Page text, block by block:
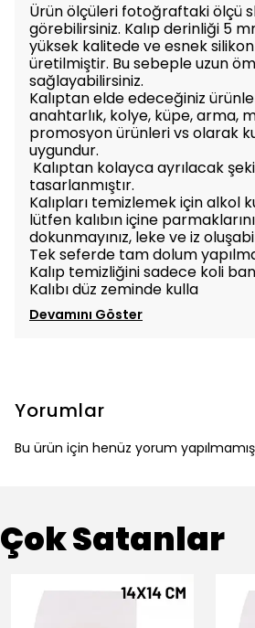
Ürün ölçüleri fotoğraftaki ölçü
görebilirsiniz. Kalıp derinliği 5
yüksek kalitede ve esnek
üretilmiştir. Bu sebeple uzun
sağlayabilirsiniz.
Kalıptan elde edeceğiniz
anahtarlık, kolye, küpe, arma,
promosyon ürünleri vs olarak
uygundur.
Kalıptan kolayca ayrılacak
tasarlanmıştır.
Kalıpları temizlemek için alkol
lütfen kalıbın içine
dokunmayınız, leke ve iz
Tek seferde tam dolum
Kalıp temizliğini sadece koli
Kalıbı düz zeminde kulla
Devamını Göster
Yorumlar
Bu ürün için henüz yorum
Çok Satanlar